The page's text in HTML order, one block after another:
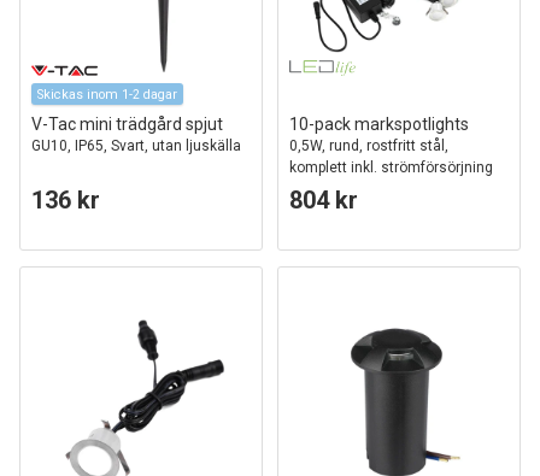
Skickas inom 1-2 dagar
V-Tac mini trädgård spjut
GU10, IP65, Svart, utan ljuskälla
136 kr
10-pack markspotlights
0,5W, rund, rostfritt stål,
komplett inkl. strömförsörjning
804 kr